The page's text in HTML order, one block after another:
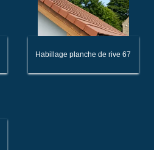
Habillage planche de rive 67